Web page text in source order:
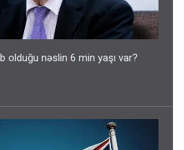
olduğu nəslin 6 min yaşı var?